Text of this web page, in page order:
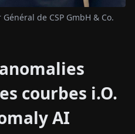
de CSP GmbH & Co.
courbes i.O.
AI